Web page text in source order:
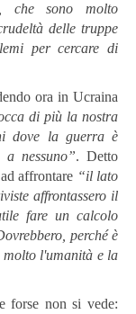
che sono molto
delle truppe
per cercare di
ora in Ucraina
di più la nostra
dove la guerra è
nessuno”. Detto
affrontare “il lato
affrontassero il
fare un calcolo
perché è
molto l'umanità e la
forse non si vede: